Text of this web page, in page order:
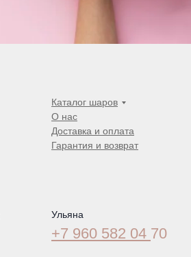
Каталог шаров
О нас
Доставка и оплата
Гарантия и возврат
Ульяна
+7 960 582 04 70